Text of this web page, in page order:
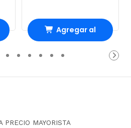
Agregar al
Carro
PRECIO MAYORISTA